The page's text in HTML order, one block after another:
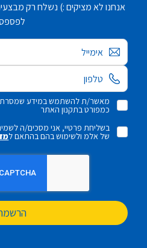
אנחנו לא מציקים :) נשלח רק
לפספס
אימייל
מאשר/ת להשתמש במידע שמסרתי
כמפורט בתקנון האתר
בשליחת פרטיי, אני מסכים/ה
של אלמ ולשימוש בהם בהתאם ל
הרשמה